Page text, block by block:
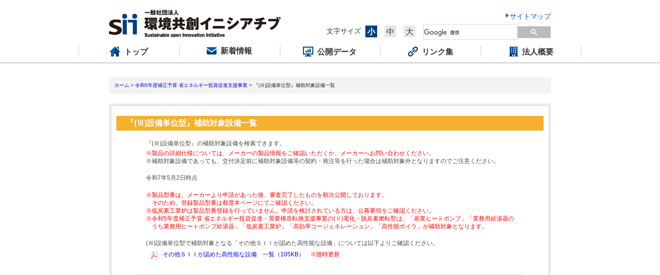
サイトマップ
文字サイズ
小 中 大
トップ 新着情報 公開データ リンク集 法人概要
ホーム > 令和5年度補正予算 省エネルギー投資促進支援事業 > 『(Ⅲ)設備単位型』補助対象設備一覧
『(Ⅲ)設備単位型』補助対象設備一覧
『(Ⅲ)設備単位型』の補助対象設備を検索できます。
※製品の詳細仕様については、メーカーの製品情報をご確認いただくか、メーカーへお問い合わせください。
※補助対象設備であっても、交付決定前に補助対象設備等の契約・発注等を行った場合は補助対象外となりますのでご注意ください。
令和7年5月2日時点
※製品型番は、メーカーより申請があった後、審査完了したものを順次公開しております。
そのため、登録製品型番は都度本ページにてご確認ください。
※低炭素工業炉は製品型番登録を行っていません。申請を検討されている方は、公募要領をご確認ください。
※令和5年度補正予算 省エネルギー投資促進・需要構造転換支援事業の(Ⅱ)電化・脱炭素燃転型は、「産業ヒートポンプ」「業務用給湯器の
うち業務用ヒートポンプ給湯器」「低炭素工業炉」「高効率コージェネレーション」「高性能ボイラ」が補助対象となります。
(Ⅲ)設備単位型で補助対象となる「その他ＳＩＩが認めた高性能な設備」については以下よりご確認ください。
その他ＳＩＩが認めた高性能な設備 一覧（105KB）
※随時更新